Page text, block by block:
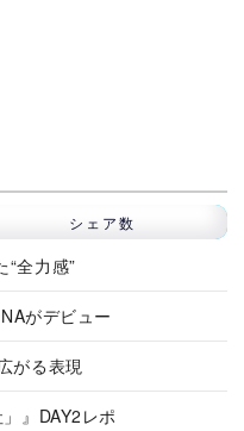
シェア数
全力感”
がデビュー
がる表現
』DAY2レポ